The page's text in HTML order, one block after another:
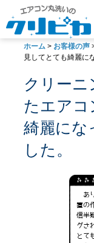
ホーム > お客様の声
見してとても綺麗に
クリーニ
たエアコ
綺麗にな
した。